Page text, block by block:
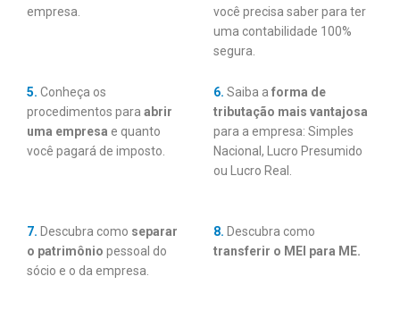
empresa.
você precisa saber para ter
uma contabilidade 100%
segura.
5. Conheça os
procedimentos para abrir
uma empresa e quanto
você pagará de imposto.
6. Saiba a forma de
tributação mais vantajosa
para a empresa: Simples
Nacional, Lucro Presumido
ou Lucro Real.
7. Descubra como separar
o patrimônio pessoal do
sócio e o da empresa.
8. Descubra como
transferir o MEI para ME.